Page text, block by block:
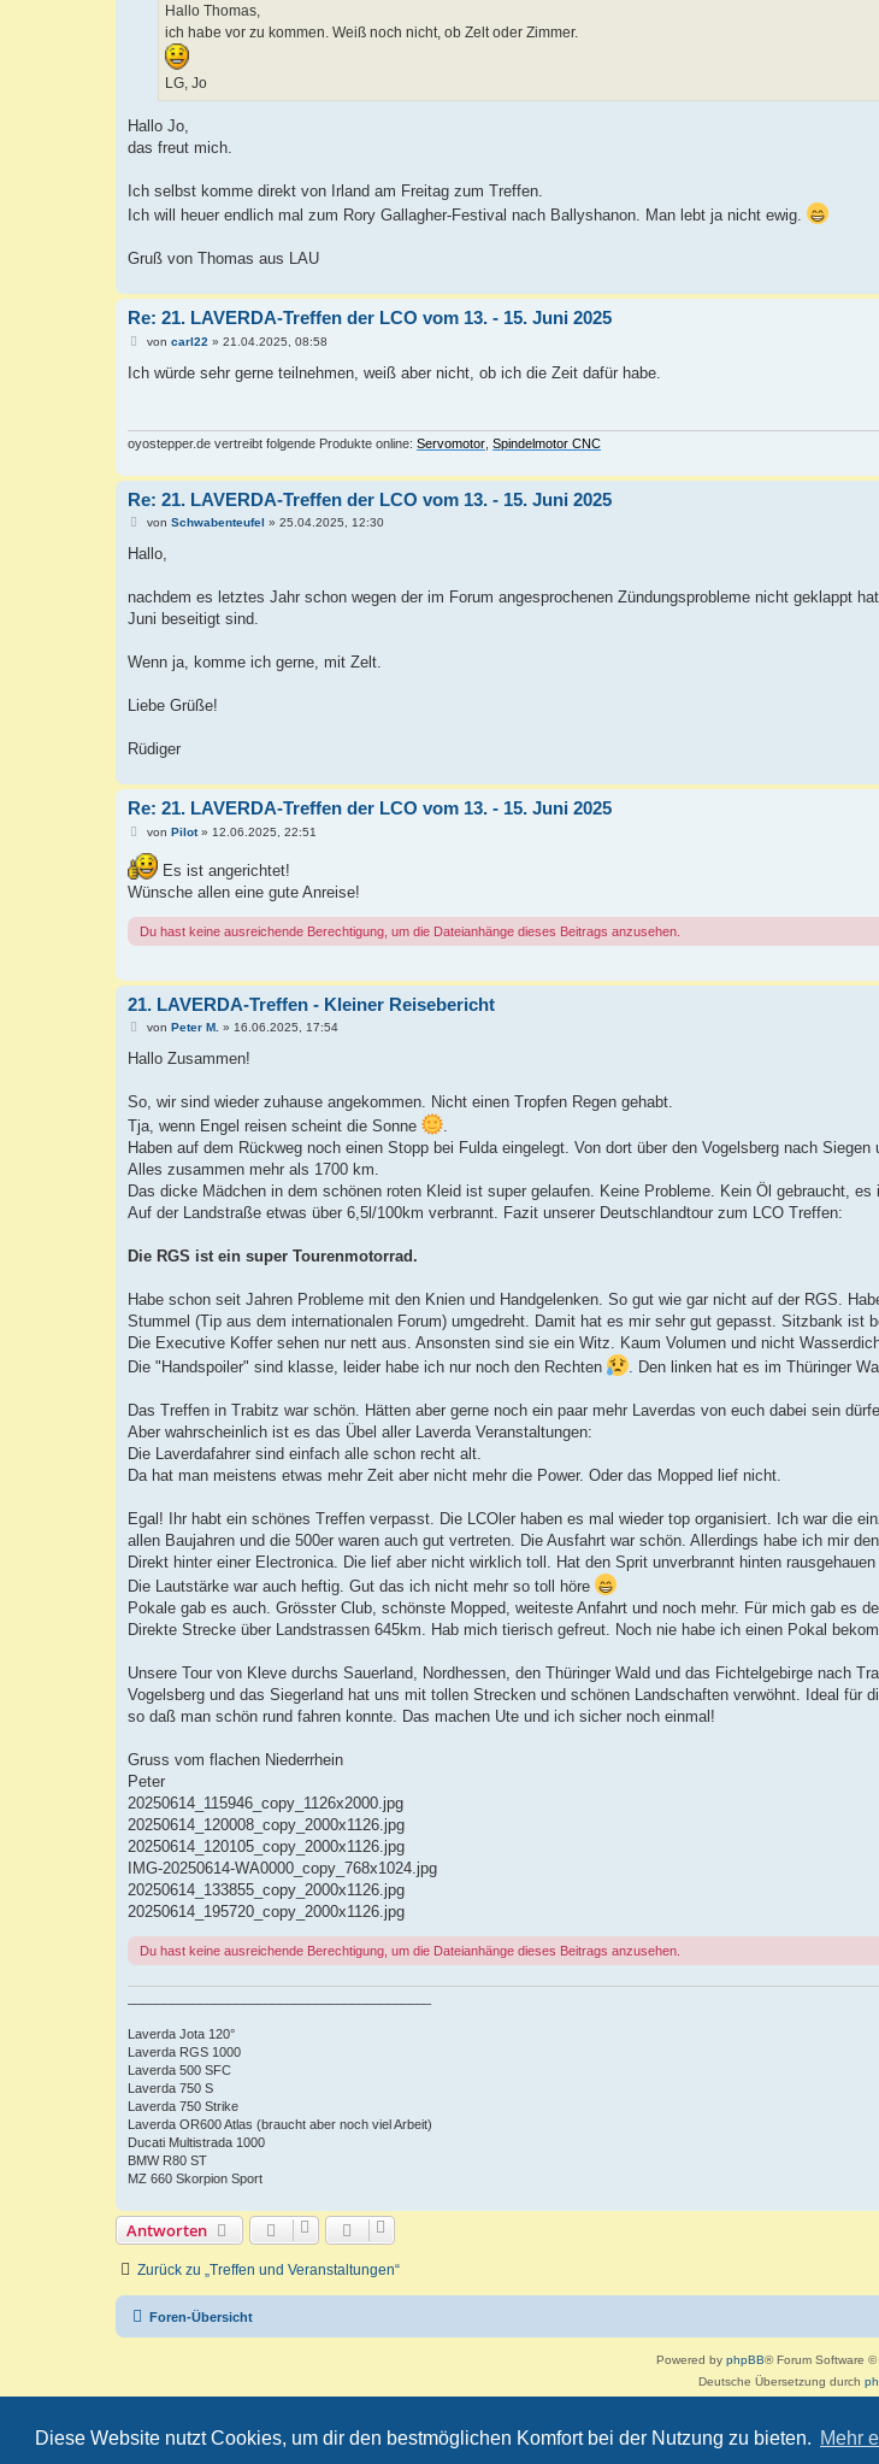
Diese Website nutzt Cookies, um dir den bestmöglichen Komfort bei der Nutzung zu bieten. Mehr
Hallo Thomas,
ich habe vor zu kommen. Weiß noch nicht, ob Zelt oder Zimmer.
LG, Jo
Hallo Jo,
das freut mich.
Ich selbst komme direkt von Irland am Freitag zum Treffen.
Ich will heuer endlich mal zum Rory Gallagher-Festival nach Ballyshanon. Man lebt ja nicht ewig.
Gruß von Thomas aus LAU
Re: 21. LAVERDA-Treffen der LCO vom 13. - 15. Juni 2025
B
i
von carl22 » 21.04.2025, 08:58
Ich würde sehr gerne teilnehmen, weiß aber nicht, ob ich die Zeit dafür habe.
oyostepper.de vertreibt folgende Produkte online: Servomotor Spindelmotor CNC
Re: 21. LAVERDA-Treffen der LCO vom 13. - 15. Juni 2025
B
i
a
von Schwabenteufel » 25.04.2025, 12:30
Hallo,
nachdem es letztes Jahr schon wegen der im Forum angesprochenen Zündungsprobleme nicht geklappt
Juni beseitigt sind.
Wenn ja, komme ich gerne, mit Zelt.
Liebe Grüße!
Rüdiger
Re: 21. LAVERDA-Treffen der LCO vom 13. - 15. Juni 2025
B
i
t
r
g
von Pilot» 12.06.2025, 22:51
Es ist angerichtet!
Wünsche allen eine gute Anreise!
Du hast keine ausreichende Berechtigung, um die Dateianhänge dieses Beitrags anzusehen.
21. LAVERDA-Treffen - Kleiner Reisebericht
B
i
a
g
von Peter M. » 16.06.2025, 17:54
Hallo Zusammen!
So, wir sind wieder zuhause angekommen. Nicht einen Tropfen Regen gehabt.
Tja, wenn Engel reisen scheint die Sonne
.
Haben auf dem Rückweg noch einen Stopp bei Fulda eingelegt. Von dort über den Vogelsberg nach
Alles zusammen mehr als 1700 km.
Das dicke Mädchen in dem schönen roten Kleid ist super gelaufen. Keine Probleme. Kein Öl gebraucht, es
Auf der Landstraße etwas über 6,5l/100km verbrannt. Fazit unserer Deutschlandtour zum LCO Treffen:
Die RGS ist ein super Tourenmotorrad.
Habe schon seit Jahren Probleme mit den Knien und Handgelenken. So gut wie gar nicht auf der RGS.
Stummel (Tip aus dem internationalen Forum) umgedreht. Damit hat es mir sehr gut gepasst. Sitzbank ist
Die Executive Koffer sehen nur nett aus. Ansonsten sind sie ein Witz. Kaum Volumen und nicht
Die "Handspoiler" sind klasse, leider habe ich nur noch den Rechten
. Den linken hat es im Thüringer
Das Treffen in Trabitz war schön. Hätten aber gerne noch ein paar mehr Laverdas von euch dabei sein
Aber wahrscheinlich ist es das Übel aller Laverda Veranstaltungen:
Die Laverdafahrer sind einfach alle schon recht alt.
Da hat man meistens etwas mehr Zeit aber nicht mehr die Power. Oder das Mopped lief nicht.
Egal! Ihr habt ein schönes Treffen verpasst. Die LCOler haben es mal wieder top organisiert. Ich war die
allen Baujahren und die 500er waren auch gut vertreten. Die Ausfahrt war schön. Allerdings habe ich mir
Direkt hinter einer Electronica. Die lief aber nicht wirklich toll. Hat den Sprit unverbrannt hinten
Die Lautstärke war auch heftig. Gut das ich nicht mehr so toll höre
Pokale gab es auch. Grösster Club, schönste Mopped, weiteste Anfahrt und noch mehr. Für mich gab es
Direkte Strecke über Landstrassen 645km. Hab mich tierisch gefreut. Noch nie habe ich einen Pokal
Unsere Tour von Kleve durchs Sauerland, Nordhessen, den Thüringer Wald und das Fichtelgebirge nach
Vogelsberg und das Siegerland hat uns mit tollen Strecken und schönen Landschaften verwöhnt. Ideal für
so daß man schön rund fahren konnte. Das machen Ute und ich sicher noch einmal!
Gruss vom flachen Niederrhein
Peter
20250614_115946_copy_1126x2000.jpg
20250614_120008_copy_2000x1126.jpg
20250614_120105_copy_2000x1126.jpg
IMG-20250614-WA0000_copy_768x1024.jpg
20250614_133855_copy_2000x1126.jpg
20250614_195720_copy_2000x1126.jpg
Du hast keine ausreichende Berechtigung, um die Dateianhänge dieses Beitrags anzusehen.
Laverda Jota 120°
Laverda RGS 1000
Laverda 500 SFC
Laverda 750 S
Laverda 750 Strike
Laverda OR600 Atlas (braucht aber noch viel Arbeit)
Ducati Multistrada 1000
BMW R80 ST
MZ 660 Skorpion Sport
Antworten
Zurück zu „Treffen und Veranstaltungen“
Foren-Übersicht
Powered by phpBB® Forum Software ©
Deutsche Übersetzung durch